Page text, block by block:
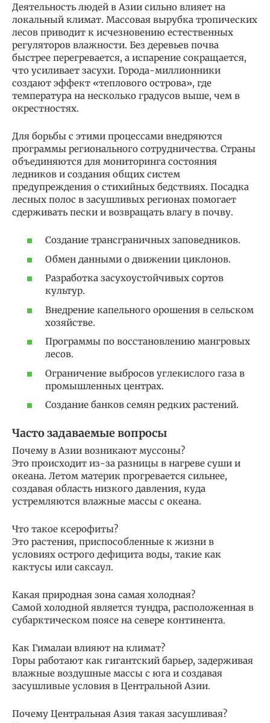
Деятельность людей в Азии сильно влияет на
локальный климат. Массовая вырубка тропических
лесов приводит к исчезновению естественных
регуляторов влажности. Без деревьев почва
быстрее перегревается, а испарение сокращается,
что усиливает засухи. Города-миллионники
создают эффект «теплового острова», где
температура на несколько градусов выше, чем в
окрестностях.
Для борьбы с этими процессами внедряются
программы регионального сотрудничества. Страны
объединяются для мониторинга состояния
ледников и создания общих систем
предупреждения о стихийных бедствиях. Посадка
лесных полос в засушливых регионах помогает
сдерживать пески и возвращать влагу в почву.
Создание трансграничных заповедников.
Обмен данными о движении циклонов.
Разработка засухоустойчивых сортов
культур.
Внедрение капельного орошения в сельском
хозяйстве.
Программы по восстановлению мангровых
лесов.
Ограничение выбросов углекислого газа в
промышленных центрах.
Создание банков семян редких растений.
Часто задаваемые вопросы
Почему в Азии возникают муссоны?
Это происходит из-за разницы в нагреве суши и
океана. Летом материк прогревается сильнее,
создавая область низкого давления, куда
устремляются влажные массы с океана.
Что такое ксерофиты?
Это растения, приспособленные к жизни в
условиях острого дефицита воды, такие как
кактусы или саксаул.
Какая природная зона самая холодная?
Самой холодной является тундра, расположенная в
субарктическом поясе на севере континента.
Как Гималаи влияют на климат?
Горы работают как гигантский барьер, задерживая
влажные воздушные массы с юга и создавая
засушливые условия в Центральной Азии.
Почему Центральная Азия такая засушливая?